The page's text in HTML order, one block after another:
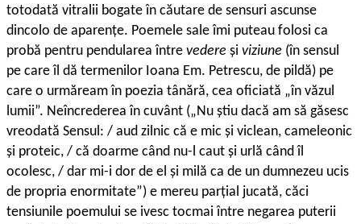
totodată vitralii bogate în căutare de sensuri ascunse
dincolo de aparențe. Poemele sale îmi puteau folosi ca
probă pentru pendularea între vedere și viziune (în sensul
pe care îl dă termenilor Ioana Em. Petrescu, de pildă) pe
care o urmăream în poezia tânără, cea oficiată „în văzul
lumii”. Neîncrederea în cuvânt („Nu știu dacă am să găsesc
vreodată Sensul: / aud zilnic că e mic și viclean, cameleonic
și proteic, / că doarme când nu-l caut și urlă când îl
ocolesc, / dar mi-i dor de el și milă ca de un dumnezeu ucis
de propria enormitate”) e mereu parțial jucată, căci
tensiunile poemului se ivesc tocmai între negarea puterii